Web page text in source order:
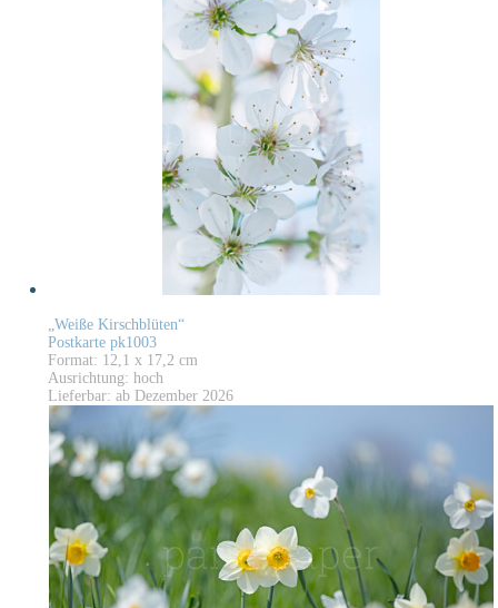
„Weiße Kirschblüten“
Postkarte pk1003
Format: 12,1 x 17,2 cm
Ausrichtung: hoch
Lieferbar: ab Dezember 2026